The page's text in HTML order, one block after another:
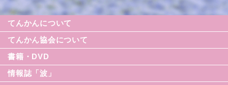
てんかんについて
てんかん協会について
書籍・DVD
情報誌「波」